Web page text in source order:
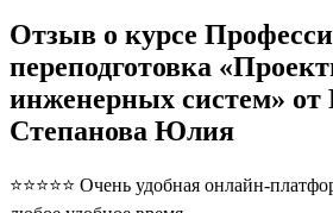
Отзыв о курсе
переподготовка
инженерных систем» от
Степанова Юлия
⭐⭐⭐⭐⭐ Очень удобная онлайн-